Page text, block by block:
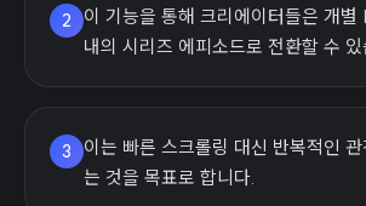
2
이 기능을 통해 크리에이터들은 개별
내의 시리즈 에피소드로 전환할 수 있
3
이는 빠른 스크롤링 대신 반복적인
는 것을 목표로 합니다.